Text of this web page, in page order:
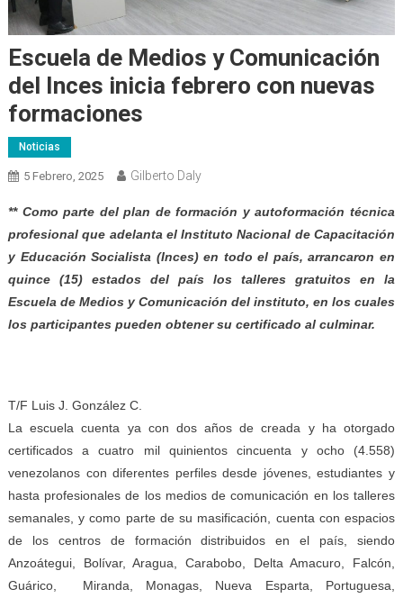
Escuela de Medios y Comunicación
del Inces inicia febrero con nuevas
formaciones
Noticias
5 Febrero, 2025 Gilberto Daly
** Como parte del plan de formación y autoformación técnica
profesional que adelanta el Instituto Nacional de Capacitación
y Educación Socialista (Inces) en todo el país, arrancaron en
quince (15) estados del país los talleres gratuitos en la
Escuela de Medios y Comunicación del instituto, en los cuales
los participantes pueden obtener su certificado al culminar.
T/F Luis J. González C.
La escuela cuenta ya con dos años de creada y ha otorgado
certificados a cuatro mil quinientos cincuenta y ocho (4.558)
venezolanos con diferentes perfiles desde jóvenes, estudiantes y
hasta profesionales de los medios de comunicación en los talleres
semanales, y como parte de su masificación, cuenta con espacios
de los centros de formación distribuidos en el país, siendo
Anzoátegui, Bolívar, Aragua, Carabobo, Delta Amacuro, Falcón,
Guárico, Miranda, Monagas, Nueva Esparta, Portuguesa,